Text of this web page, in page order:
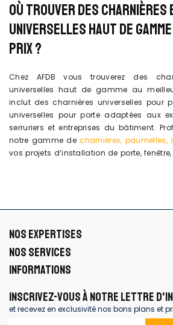
OÙ TROUVER DES CHARNIÈRES
UNIVERSELLES HAUT DE
PRIX ?
Chez AFDB vous trouverez des
universelles haut de gamme au
inclut des charnières universelles pour
universelles pour porte adaptées aux
serruriers et entreprises du bâtiment.
notre gamme decharnières, paumelles,
vos projets d’installation de porte,
NOS EXPERTISES
NOS SERVICES
INFORMATIONS
INSCRIVEZ-VOUS À NOTRE LETTRE
et recevez en exclusivité nos bons plans et